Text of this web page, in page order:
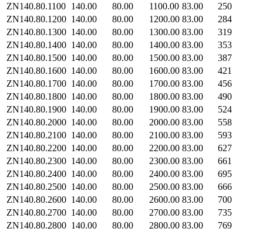
ZN140.80.1100 140.00 80.00 1100.00 83.00
250
ZN140.80.1200 140.00 80.00 1200.00 83.00
284
ZN140.80.1300 140.00 80.00 1300.00 83.00
319
ZN140.80.1400 140.00 80.00 1400.00 83.00
353
ZN140.80.1500 140.00 80.00 1500.00 83.00
387
ZN140.80.1600 140.00 80.00 1600.00 83.00
421
ZN140.80.1700 140.00 80.00 1700.00 83.00
456
ZN140.80.1800 140.00 80.00 1800.00 83.00
490
ZN140.80.1900 140.00 80.00 1900.00 83.00
524
ZN140.80.2000 140.00 80.00 2000.00 83.00
558
ZN140.80.2100 140.00 80.00 2100.00 83.00
593
ZN140.80.2200 140.00 80.00 2200.00 83.00
627
ZN140.80.2300 140.00 80.00 2300.00 83.00
661
ZN140.80.2400 140.00 80.00 2400.00 83.00
695
ZN140.80.2500 140.00 80.00 2500.00 83.00
666
ZN140.80.2600 140.00 80.00 2600.00 83.00
700
ZN140.80.2700 140.00 80.00 2700.00 83.00
735
ZN140.80.2800 140.00 80.00 2800.00 83.00
769